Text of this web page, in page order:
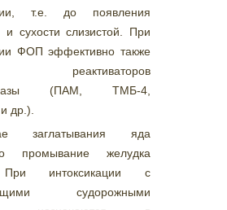
т.е. до появления
и сухости слизистой. При
ФОП эффективно также
реактиваторов
(ПАМ, ТМБ-4,
др.).
заглатывания яда
промывание желудка
интоксикации с
судорожными